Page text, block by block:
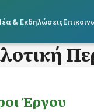
& Εκδηλώσεις
Έργου